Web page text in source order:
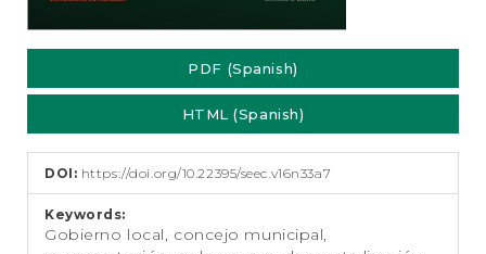
PDF (Spanish)
HTML (Spanish)
DOI: https://doi.org/10.22395/seec.v16n33a7
Keywords:
Gobierno local, concejo municipal,